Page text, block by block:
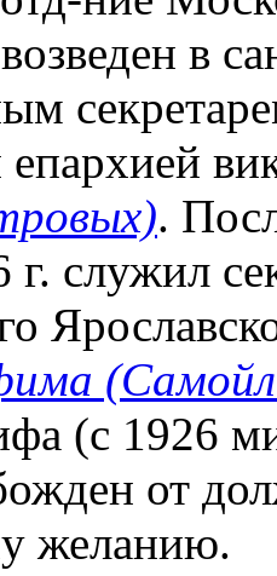
в
.
г. служил
(с 1926
от
желанию.